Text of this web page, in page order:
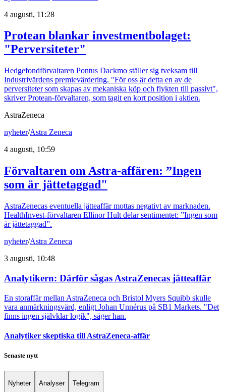
4 augusti, 11:28
Protean blankar investmentbolaget:
"Perversiteter"
Hedgefondförvaltaren Pontus Dackmo ställer sig tveksam till
Industrivärdens premievärdering. "För oss är detta en av de
perversiteter som skapas av mekaniska köp och flykten till passivt",
skriver Protean-förvaltaren, som tagit en kort position i aktien.
AstraZeneca
nyheter/Astra Zeneca
4 augusti, 10:59
Förvaltaren om Astra-affären: ”Ingen
som är jättetaggad"
AstraZenecas eventuella jätteaffär mottas negativt av marknaden.
HealthInvest-förvaltaren Ellinor Hult delar sentimentet: ”Ingen som
är jättetaggad”.
nyheter/Astra Zeneca
3 augusti, 10:48
Analytikern: Därför sågas AstraZenecas jätteaffär
En storaffär mellan AstraZeneca och Bristol Myers Squibb skulle
vara anmärkningsvärd, enligt Johan Unnérus på SB1 Markets. "Det
finns ingen självklar logik", säger han.
Analytiker skeptiska till AstraZeneca-affär
Senaste nytt
Nyheter Analyser Telegram